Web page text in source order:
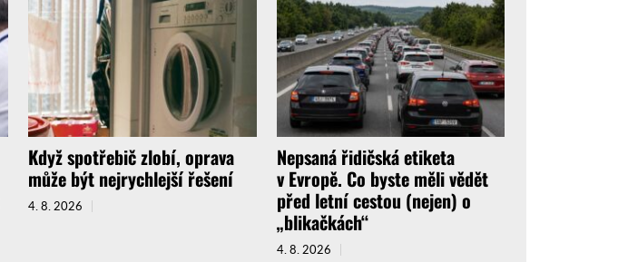
Když spotřebič zlobí, oprava
může být nejrychlejší řešení
4. 8. 2026
Nepsaná řidičská etiketa
v Evropě. Co byste měli vědět
před letní cestou (nejen) o
„blikačkách“
4. 8. 2026